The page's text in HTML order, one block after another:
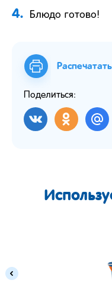
4. Блюдо готово!
Распечатать
Поделиться: